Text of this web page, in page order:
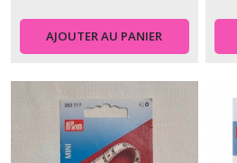
AJOUTER AU PANIER